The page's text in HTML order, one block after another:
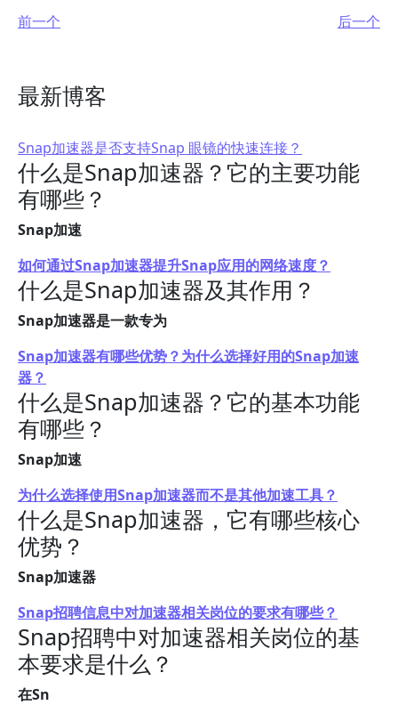
前一个 后一个
最新博客
Snap加速器是否支持Snap 眼镜的快速连接？
什么是Snap加速器？它的主要功能
有哪些？
Snap加速
如何通过Snap加速器提升Snap应用的网络速度？
什么是Snap加速器及其作用？
Snap加速器是一款专为
Snap加速器有哪些优势？为什么选择好用的Snap加速
器？
什么是Snap加速器？它的基本功能
有哪些？
Snap加速
为什么选择使用Snap加速器而不是其他加速工具？
什么是Snap加速器，它有哪些核心
优势？
Snap加速器
Snap招聘信息中对加速器相关岗位的要求有哪些？
Snap招聘中对加速器相关岗位的基
本要求是什么？
在Sn